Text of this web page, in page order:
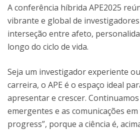
A conferência híbrida APE2025
vibrante e global de
interseção entre afeto,
longo do ciclo de vida.
Seja um investigador experiente
carreira, o APE é o espaço ideal
apresentar e crescer.
emergentes e as comunicações
progress”, porque a ciência é,